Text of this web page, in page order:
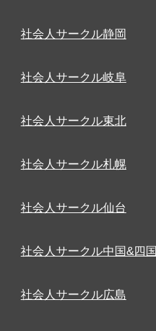
社会人サークル静岡
社会人サークル岐阜
社会人サークル東北
社会人サークル札幌
社会人サークル仙台
社会人サークル中国&四国
社会人サークル広島